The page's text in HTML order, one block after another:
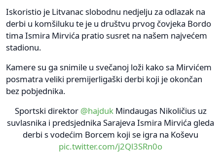
Iskoristio je Litvanac slobodnu nedjelju za odlazak na
derbi u komšiluku te je u društvu prvog čovjeka Bordo
tima Ismira Mirvića pratio susret na našem najvećem
stadionu.
Kamere su ga snimile u svečanoj loži kako sa Mirvićem
posmatra veliki premijerligaški derbi koji je okončan
bez pobjednika.
Sportski direktor @hajdukMindaugas Nikoličius uz
suvlasnika i predsjednika Sarajeva Ismira Mirvića gleda
derbi s vodećim Borcem koji se igra na Koševu
pic.twitter.com/j2Ql3SRn0o